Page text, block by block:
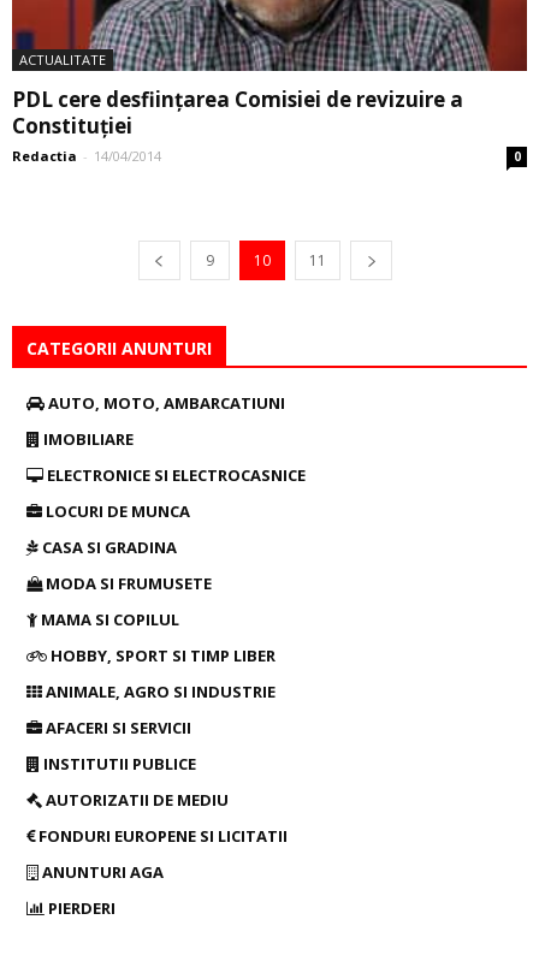
ACTUALITATE
PDL cere desființarea Comisiei de revizuire a
Constituției
Redactia - 14/04/2014 0
9 10 11
CATEGORII ANUNTURI
AUTO, MOTO, AMBARCATIUNI
IMOBILIARE
ELECTRONICE SI ELECTROCASNICE
LOCURI DE MUNCA
CASA SI GRADINA
MODA SI FRUMUSETE
MAMA SI COPILUL
HOBBY, SPORT SI TIMP LIBER
ANIMALE, AGRO SI INDUSTRIE
AFACERI SI SERVICII
INSTITUTII PUBLICE
AUTORIZATII DE MEDIU
FONDURI EUROPENE SI LICITATII
ANUNTURI AGA
PIERDERI